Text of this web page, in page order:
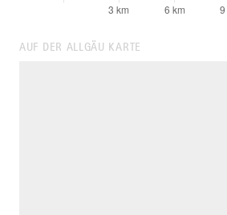
AUF DER ALLGÄU KARTE